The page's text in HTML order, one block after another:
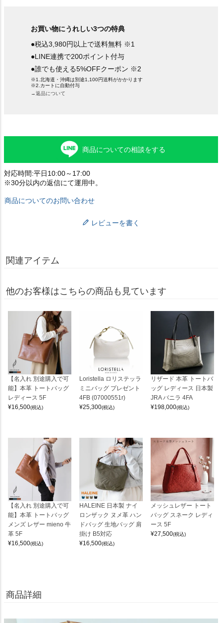
お買い物にうれしい3つの特典
●税込3,980円以上で送料無料 ※1
●LINE連携で200ポイント付与
●誰でも使える5%OFFクーポン ※2
※1.北海道・沖縄は別途1,100円送料がかかります
※2.カートに自動付与
→返品について
商品についての相談をする
対応時間:平日10:00～17:00
※30分以内の返信にて運用中。
商品についてのお問い合わせ
レビューを書く
関連アイテム
他のお客様はこちらの商品も見ています
【名入れ 別途購入で可
能】本革 トートバッグ
レディース 5F
¥16,500(税込)
Loristella ロリステッラ
ミニバッグ プレゼント
4FB (07000551r)
¥25,300(税込)
リザード 本革 トートバ
ッグ レディース 日本製
JRA バニラ 4FA
¥198,000(税込)
【名入れ 別途購入で可
能】本革 トートバッグ
メンズ レザー mieno 牛
革 5F
¥16,500(税込)
HALEINE 日本製 ナイ
ロンザック ヌメ革 ハン
ドバッグ 生地バッグ 肩
掛け B5対応
¥16,500(税込)
メッシュレザー トート
バッグ スネーク レディ
ース 5F
¥27,500(税込)
商品詳細